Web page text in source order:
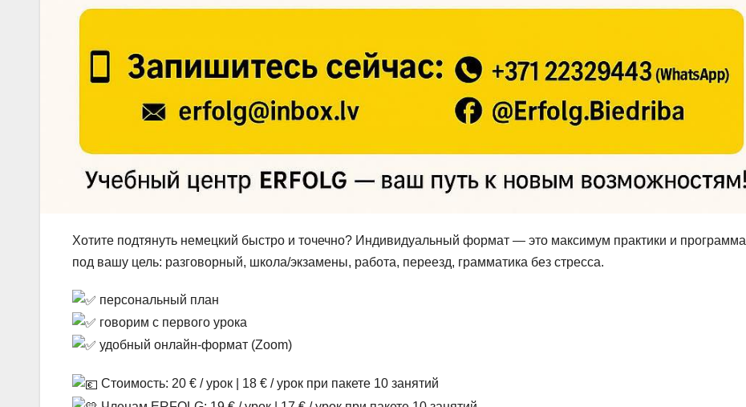
Хотите подтянуть немецкий быстро и точечно? Индивидуальный формат — это максимум практики и программа
под вашу цель: разговорный, школа/экзамены, работа, переезд, грамматика без стресса.
персональный план
говорим с первого урока
удобный онлайн-формат (Zoom)
Стоимость: 20 € / урок | 18 € / урок при пакете 10 занятий